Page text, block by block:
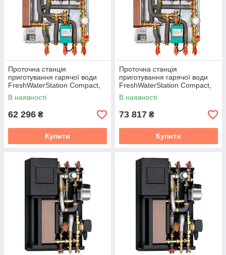
Проточна станція
приготування гарячої води
FreshWaterStation Compact,
60 кВт без рецерк. Meibes
В наявності
62 296 ₴
Купити
Проточна станція
приготування гарячої води
FreshWaterStation Compact,
60 кВт з рецерк. Meibes
В наявності
73 817 ₴
Купити